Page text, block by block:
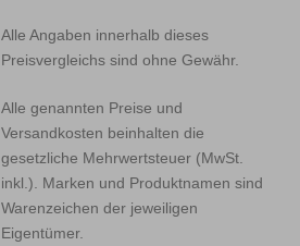
Alle Angaben innerhalb dieses
Preisvergleichs sind ohne Gewähr.
Alle genannten Preise und
Versandkosten beinhalten die
gesetzliche Mehrwertsteuer (MwSt.
inkl.). Marken und Produktnamen sind
Warenzeichen der jeweiligen
Eigentümer.